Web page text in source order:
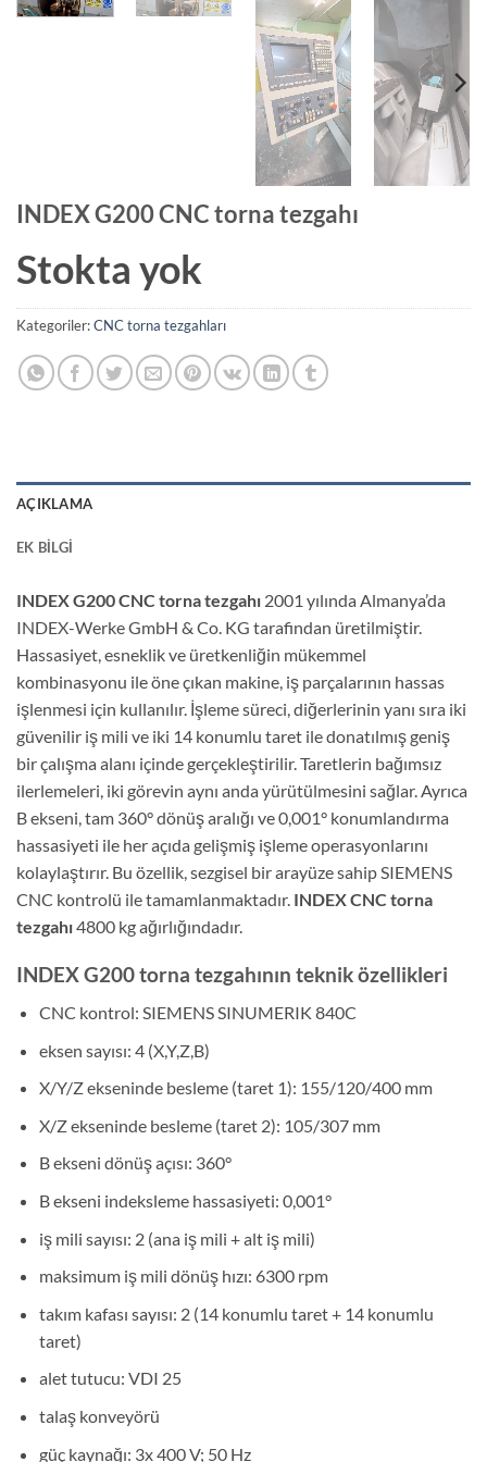
INDEX G200 CNC torna tezgahı
Stokta yok
Kategoriler:CNC torna tezgahları
AÇIKLAMA
EK BILGI
INDEX G200 CNC torna tezgahı 2001 yılında Almanya’da
INDEX-Werke GmbH & Co. KG tarafindan üretilmiştir.
Hassasiyet, esneklik ve üretkenliğin mükemmel
kombinasyonu ile öne çıkan makine, iş parçalarının hassas
işlenmesi için kullanılır. İşleme süreci, diğerlerinin yanı sıra iki
güvenilir iş mili ve iki 14 konumlu taret ile donatılmış geniş
bir çalışma alanı içinde gerçekleştirilir. Taretlerin bağımsız
ilerlemeleri, iki görevin aynı anda yürütülmesini sağlar. Ayrıca
B ekseni, tam 360° dönüş aralığı ve 0,001° konumlandırma
hassasiyeti ile her açıda gelişmiş işleme operasyonlarını
kolaylaştırır. Bu özellik, sezgisel bir arayüze sahip SIEMENS
CNC kontrolü ile tamamlanmaktadır. INDEX CNC torna
tezgahı4800 kg ağırlığındadır.
INDEX G200 torna tezgahının teknik özellikleri
CNC kontrol: SIEMENS SINUMERIK 840C
eksen sayısı: 4 (X,Y,Z,B)
X/Y/Z ekseninde besleme (taret 1): 155/120/400 mm
X/Z ekseninde besleme (taret 2): 105/307 mm
B ekseni dönüş açısı: 360°
B ekseni indeksleme hassasiyeti: 0,001°
iş mili sayısı: 2 (ana iş mili + alt iş mili)
maksimum iş mili dönüş hızı: 6300 rpm
takım kafası sayısı: 2 (14 konumlu taret + 14 konumlu
taret)
alet tutucu: VDI 25
talaş konveyörü
güç kaynağı: 3x 400 V; 50 Hz